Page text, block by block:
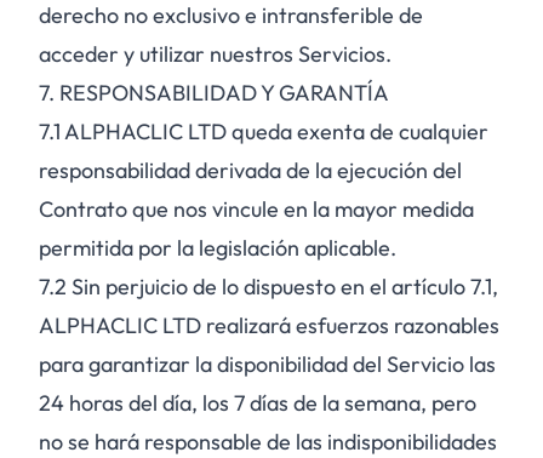
derecho no exclusivo e intransferible de
acceder y utilizar nuestros Servicios.
7. RESPONSABILIDAD Y GARANTÍA
7.1ALPHACLIC LTD queda exenta de cualquier
responsabilidad derivada de la ejecución del
Contrato que nos vincule en la mayor medida
permitida por la legislación aplicable.
7.2 Sin perjuicio de lo dispuesto en el artículo 7.1,
ALPHACLIC LTD realizará esfuerzos razonables
para garantizar la disponibilidad del Servicio las
24 horas del día, los 7 días de la semana, pero
no se hará responsable de las indisponibilidades